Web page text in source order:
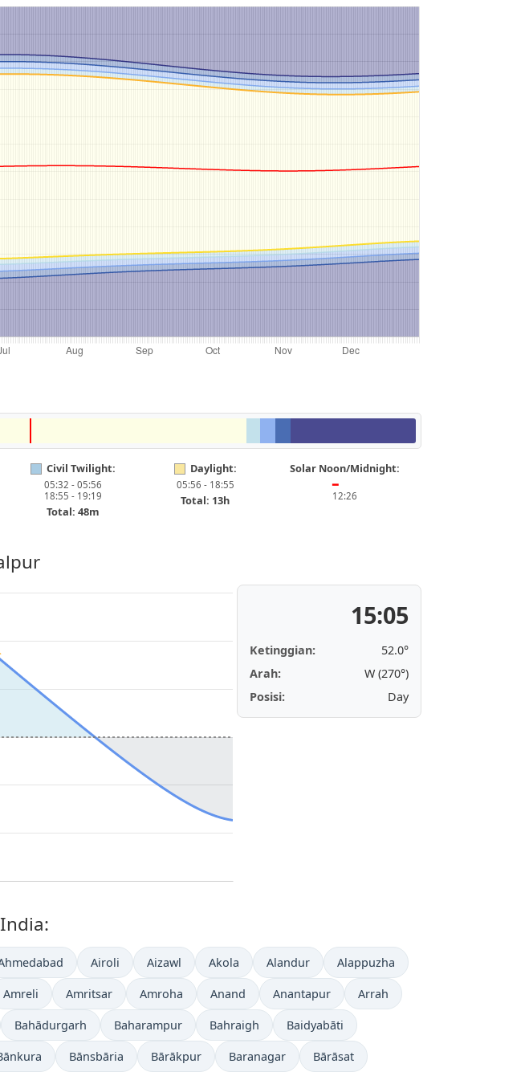
Civil Twilight:
05:32 - 05:56
18:55 - 19:19
Total: 48m
Daylight:
05:56 - 18:55
Total: 13h
Solar Noon/Midnight:
━
12:26
15:05
Ketinggian:
52.0°
Arah:
W (270°)
Posisi:
Day
Airoli Aizawl Akola Alandur Alappuzha
Amreli Amritsar Amroha Anand Anantapur Arrah
Bahādurgarh Baharampur Bahraigh Baidyabāti
Bānsbāria Bārākpur Baranagar Bārāsat